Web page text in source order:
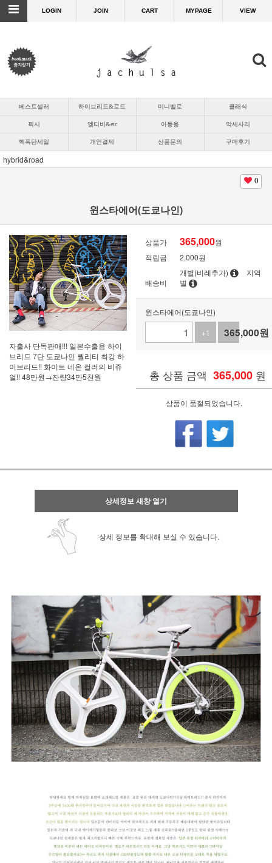
LOGIN JOIN CART MYPAGE VIEW
베스트셀러 하이브리드&로드 미니벨로 클래식
픽시 엠티비&etc 아동용 악세사리
핵폭탄세일 개인결제 상품문의 구매후기
hybrid&road
0
윈스타에어(도쿄나인)
자출사 단독판매!!! 일본수출용 하이
브리드 7단 도쿄나인 퀄리티 최강 하
이브리드!! 화이트 네온 컬러의 비쥬
얼!! 48만원→잔량34만5천원
상품가 365,000원
적립금
2,000원
배송비
개별(비례추가)
지역
별
윈스타에어(도쿄나인)
+1
-1
365,000원
총 상품 금액 365,000 원
상품이 품절되었습니다.
상세정보 새창 열기
상세 정보를 확대해 보실 수 있습니다.